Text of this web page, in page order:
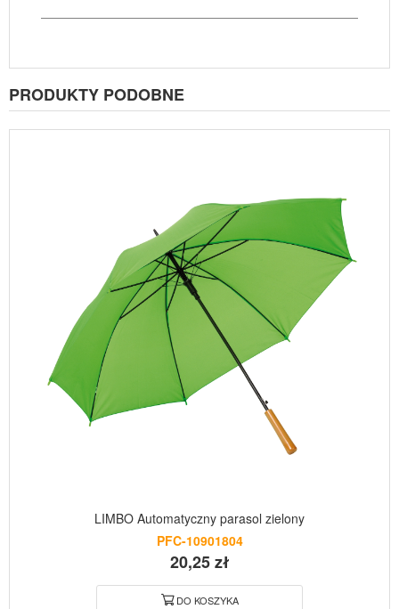
PRODUKTY PODOBNE
LIMBO Automatyczny parasol zielony
PFC-10901804
20,25 zł
DO KOSZYKA